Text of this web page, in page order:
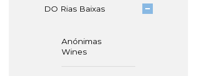
DO Rias Baixas
Anónimas
Wines